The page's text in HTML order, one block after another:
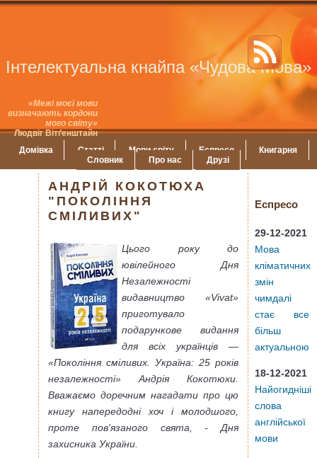
Інтелектуальна кнайпа «Чудова Мова»
«Межі моєї мови
визначають кордони
мого світу»
Людвіг Вітґенштайн
Домівка
Статті Мови світу Еспресо
Книгарня
Словник
Про нас Друзі
АНДРІЙ КОКОТЮХА
"ПОКОЛІННЯ
СМІЛИВИХ"
Цього року до
ювілейного Дня
Незалежності
видавництво «Vivat»
приготувало
подарункове видання
для всіх українців —
«Покоління сміливих. Україна: 25 років
незалежності» Андрія Кокотюхи.
Вважаємо доречним нагадати про цю
книгу напередодні хоч і молодшого,
проте пов'язаного свята, - Дня
захисника України.
Еспресо
29-12-2021
Мова
кліматичних
змін
чимдалі
стає все
більш
актуальною
18-12-2021
Найогидніші
слова
англійської
мови